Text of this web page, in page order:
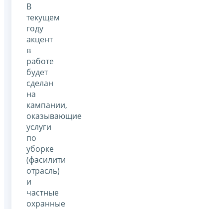
В
текущем
году
акцент
в
работе
будет
сделан
на
кампании,
оказывающие
услуги
по
уборке
(фасилити
отрасль)
и
частные
охранные